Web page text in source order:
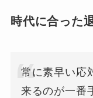
時代に合った
常に素早い応
来るのが一番